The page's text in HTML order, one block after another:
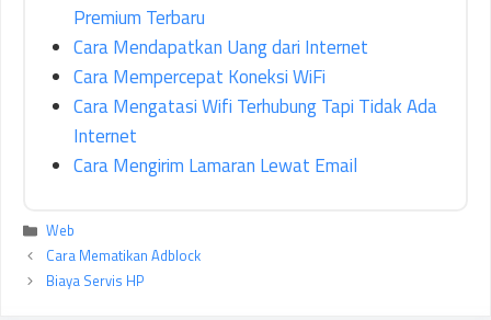
Premium Terbaru
Cara Mendapatkan Uang dari Internet
Cara Mempercepat Koneksi WiFi
Cara Mengatasi Wifi Terhubung Tapi Tidak Ada
Internet
Cara Mengirim Lamaran Lewat Email
Kategori
Web
Cara Mematikan Adblock
Biaya Servis HP